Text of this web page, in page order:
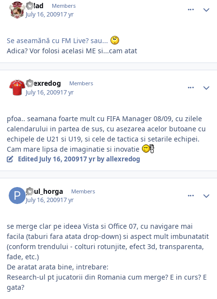
avlad Members
July 16, 200917 yr
Se aseamănă cu FM Live? sau...
Adica? Vor folosi acelasi ME si...cam atat
allexredog Members
July 16, 200917 yr
pfoa.. seamana foarte mult cu FIFA Manager 08/09, cu zilele
calendarului in partea de sus, cu asezarea acelor butoane cu
echipele de U21 si U19, si cele de tactica si setarile echipei.
Cam mare lipsa de imaginatie si inovatie
Edited July 16, 200917 yrby allexredog
paul_horga Members
July 16, 200917 yr
se merge clar pe ideea Vista si Office 07, cu navigare mai
facila (taburi fara atata drop-down) si aspect mult imbunatatit
(conform trendului - colturi rotunjite, efect 3d, transparenta,
fade, etc.)
De aratat arata bine, intrebare:
Research-ul pt jucatorii din Romania cum merge? E in curs? E
gata?